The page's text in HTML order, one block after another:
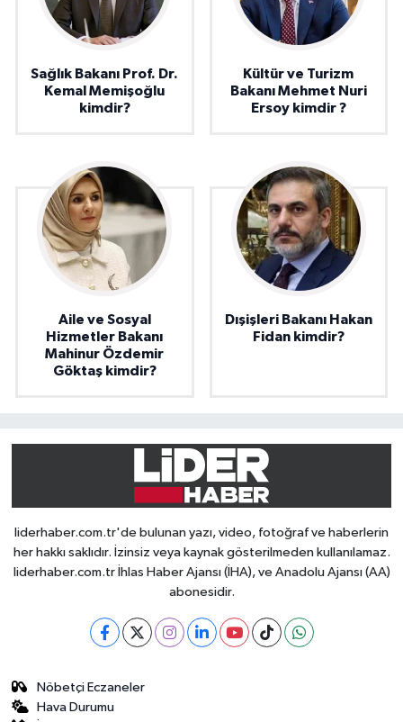
Sağlık Bakanı Prof. Dr.
Kemal Memişoğlu
kimdir?
Kültür ve Turizm
Bakanı Mehmet Nuri
Ersoy kimdir ?
Aile ve Sosyal
Hizmetler Bakanı
Mahinur Özdemir
Göktaş kimdir?
Dışişleri Bakanı Hakan
Fidan kimdir?
liderhaber.com.tr'de bulunan yazı, video, fotoğraf ve haberlerin
her hakkı saklıdır. İzinsiz veya kaynak gösterilmeden kullanılamaz.
liderhaber.com.tr İhlas Haber Ajansı (İHA), ve Anadolu Ajansı (AA)
abonesidir.
Nöbetçi Eczaneler
Hava Durumu